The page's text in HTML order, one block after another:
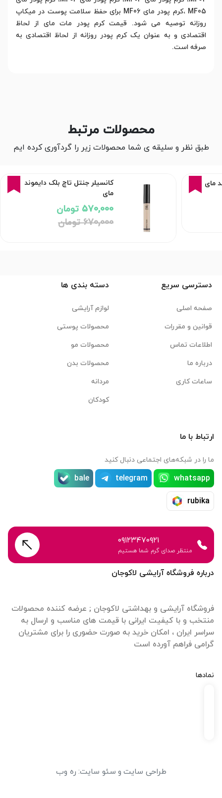
MF05 ،کرم پودر مای MF06 برای حفظ سلامت پوست در میکاپ
روزانه توصیه می شود. قیمت کرم پودر مات مای از لحاظ
اقتصادی و به عنوان یک کرم پودر روزانه از لحاظ اقتصادی به
صرفه است.
محصولات مرتبط
طبق نظر و سلیقه ی شما محصولات زیر را گردآوری کرده ایم
مای
کانسیلر جنتل تاچ بلک دایموند
مای
570,000 تومان
670,000 تومان
درباره فروشگاه آرایشی لاکوجان
فروشگاه آرایشی و بهداشتی لاکوجان ; عرضه کننده محصولات
منتخب و با کیفیت ایرانی با قیمت های مناسب و ارسال به
سراسر ایران ، امکان خرید به صورت حضوری را برای مشتریان
گرامی فراهم آورده است
نمادها
دسترسی سریع
صفحه اصلی
قوانین و مقررات
اطلاعات تماس
درباره ما
ساعات کاری
دسته بندی ها
لوازم آرایشی
محصولات پوستی
محصولات مو
محصولات بدن
مردانه
کودکان
ارتباط با ما
ما را در شبکه‌های اجتماعی دنبال کنید
whatsapp
telegram
bale
rubika
۰۹۱۲۳۴۷۰۹۲۱
منتظر صدای گرم شما هستیم
طراحی سایت و سئو سایت: ره وب